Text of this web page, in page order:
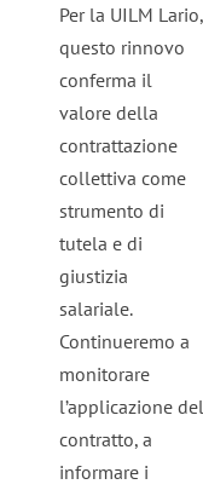
Per la UILM Lario,
questo rinnovo
conferma il
valore della
contrattazione
collettiva come
strumento di
tutela e di
giustizia
salariale.
Continueremo a
monitorare
l’applicazione del
contratto, a
informare i